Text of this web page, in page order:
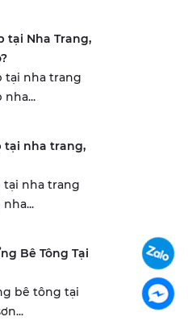
tại Nha Trang,
tại nha trang
nha...
tại nha trang,
tại nha trang
Bê Tông Tại
bê tông tại